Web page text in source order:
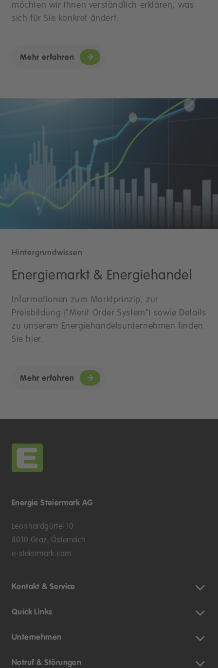
möchten wir Ihnen verständlich erklären, was
sich für Sie konkret ändert.
Mehr erfahren
Hintergrundwissen
Energiemarkt & Energiehandel
Informationen zum Marktprinzip, zur
Preisbildung ("Merit Order System") sowie Details
zu unserem Energiehandelsunternehmen finden
Sie hier.
Mehr erfahren
Energie Steiermark AG
Leonhardgürtel 10
8010 Graz, Österreich
e-steiermark.com
Kontakt & Service
Quick Links
Unternehmen
Notruf & Störungen